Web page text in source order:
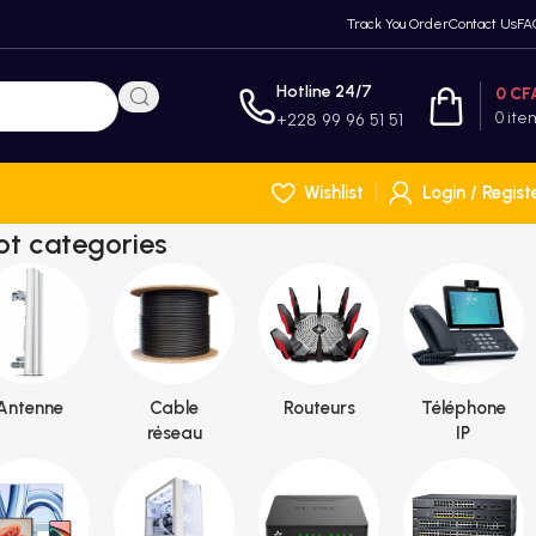
Track You OrderContact Us
Hotline 24/7
+228 99 96 51 51 0
0
Wishlist Login /
categories
Cable
réseau
Routeurs
Téléphone
IP